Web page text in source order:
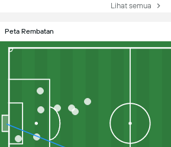
Lihat semua
Peta Rembatan